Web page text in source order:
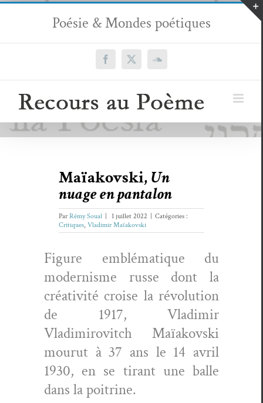
Passer
contenu
Poésie & Mondes poétiques
Facebook
X SoundCloud
Maïakovski,Un
nuage en pantalon
ParRémy Soual 1 juillet 2022
Catégories :
Critiques, Vladimir Maïakovski
Fig­ure emblé­ma­tique du
mod­ernisme russe dont la
créa­tiv­ité croise la révo­lu­tion
de 1917, Vladimir
Vladimirovitch Maïakovs­ki
mou­rut à 37 ans le 14 avril
1930, en se tirant une balle
dans la poitrine.